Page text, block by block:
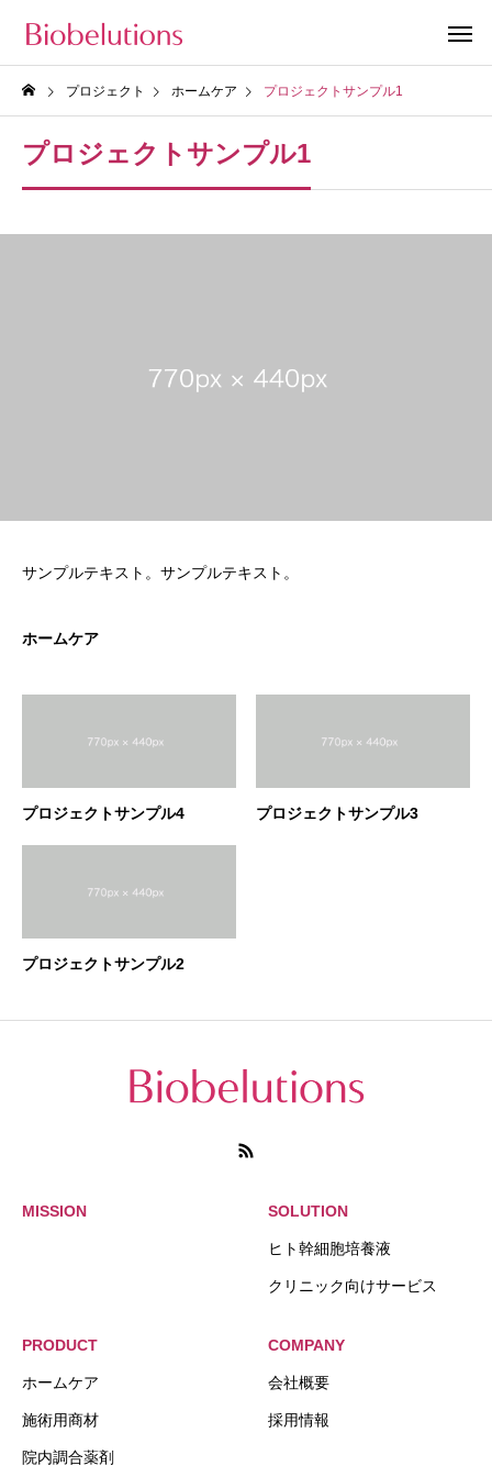
プロジェクト ホームケア プロジェクトサンプル1
プロジェクトサンプル1
サンプルテキスト。サンプルテキスト。
ホームケア
プロジェクトサンプル4 プロジェクトサンプル3
プロジェクトサンプル2
MISSION SOLUTION
ヒト幹細胞培養液
クリニック向けサービス
PRODUCT
ホームケア
施術用商材
院内調合薬剤
COMPANY
会社概要
採用情報